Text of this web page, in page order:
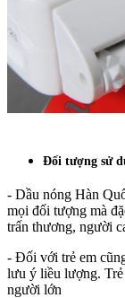
Đối tượng sử
- Dầu nóng Hàn
mọi đối tượng mà
trấn thương, người
- Đối với trẻ em
lưu ý liều lượng.
người lớn